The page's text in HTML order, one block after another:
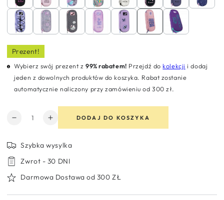
Prezent!
Wybierz swój prezent z99% rabatem! Przejdź dokolekcji i dodaj
jeden z dowolnych produktów do koszyka. Rabat zostanie
automatycznie naliczony przy zamówieniu od 300 zł.
Ilość
Zmniejsz
dla
Piórnik
szkolny
dla
Zwiększ
ilość
Piórnik
szkolny
dla
DODAJ DO KOSZYKA
Szybka wysylka
Zwrot - 30 DNI
Darmowa Dostawa od 300 ZŁ